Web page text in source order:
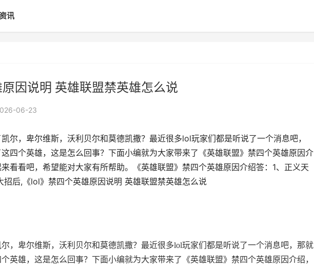
讯
原因说明 英雄联盟禁英雄怎么说
06-23
尔，卑尔维斯，沃利贝尔和莫德凯撒？最近很多lol玩家们都是听说了一个消息吧，
四个英雄，这是怎么回事？下面小编就为大家带来了《英雄联盟》禁四个英雄原因介
看看吧，希望能对大家有所帮助。《英雄联盟》禁四个英雄原因介绍答：1、正义天
招后,《lol》禁四个英雄原因说明 英雄联盟禁英雄怎么说
，卑尔维斯，沃利贝尔和莫德凯撒？最近很多lol玩家们都是听说了一个消息吧，那就
英雄，这是怎么回事？下面小编就为大家带来了《英雄联盟》禁四个英雄原因介绍，